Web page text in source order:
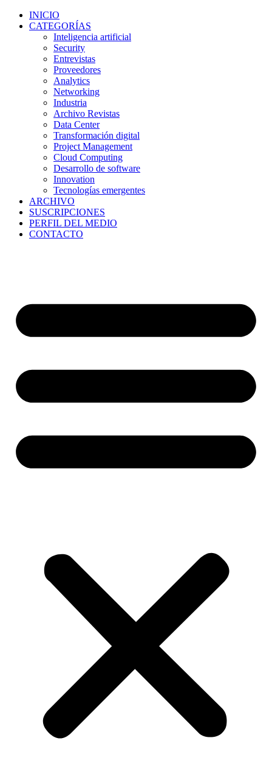
INICIO
CATEGORÍAS
Inteligencia artificial
Security
Entrevistas
Proveedores
Analytics
Networking
Industria
Archivo Revistas
Data Center
Transformación digital
Project Management
Cloud Computing
Desarrollo de software
Innovation
Tecnologías emergentes
ARCHIVO
SUSCRIPCIONES
PERFIL DEL MEDIO
CONTACTO